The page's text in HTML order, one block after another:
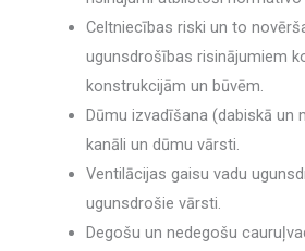
Celtniecības riski un to
ugunsdrošības risinājumiem
konstrukcijām un būvēm.
Dūmu izvadīšana (dabiskā un
kanāli un dūmu vārsti.
Ventilācijas gaisu vadu
ugunsdrošie vārsti.
Degošu un nedegošu